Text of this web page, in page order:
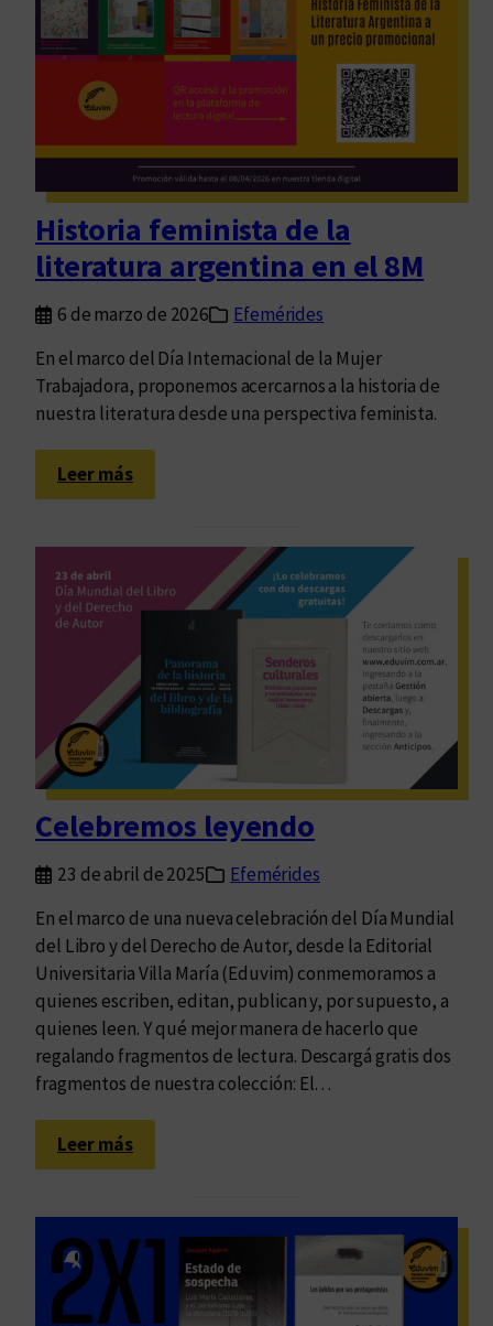
m
a
:
L
i
b
r
o
s
o
r
l
a
M
r
l
V
e
d
a
y
l
a
J
u
s
t
i
c
i
Historia feminista de la
literatura argentina en el 8M
6 de marzo de 2026
Efemérides
En el marco del Día Internacional de la Mujer
Trabajadora, proponemos acercarnos a la historia de
nuestra literatura desde una perspectiva feminista.
Leer más:
H
s
t
o
i
a
i
n
s
t
a
d
e
l
a
l
e
a
t
u
r
Celebremos leyendo
23 de abril de 2025
Efemérides
En el marco de una nueva celebración del Día Mundial
del Libro y del Derecho de Autor, desde la Editorial
Universitaria Villa María (Eduvim) conmemoramos a
quienes escriben, editan, publican y, por supuesto, a
quienes leen. Y qué mejor manera de hacerlo que
regalando fragmentos de lectura. Descargá gratis dos
fragmentos de nuestra colección: El…
Leer más:
C
e
r